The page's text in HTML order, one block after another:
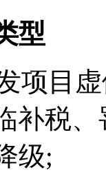
型
目虚
补税
级;